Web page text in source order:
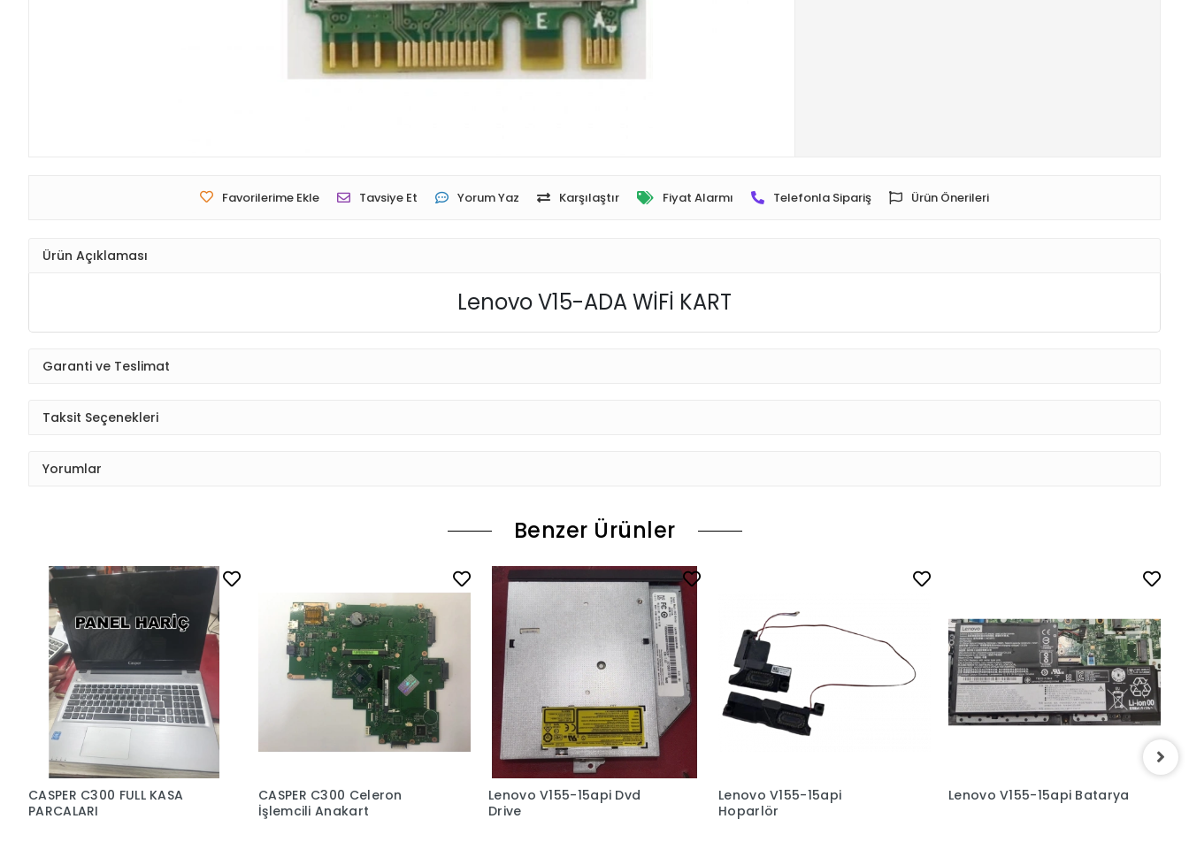
Favorilerime Ekle Tavsiye Et Yorum Yaz Karşılaştır Fiyat Alarmı Telefonla Sipariş Ürün Önerileri
Ürün Açıklaması
Lenovo V15-ADA WİFİ KART
Garanti ve Teslimat
Taksit Seçenekleri
Yorumlar
Benzer Ürünler
CASPER C300 FULL KASA
PARCALARI
CASPER C300 Celeron
İşlemcili Anakart
Lenovo V155-15api Dvd
Drive
Lenovo V155-15api
Hoparlör
Lenovo V155-15api Batarya